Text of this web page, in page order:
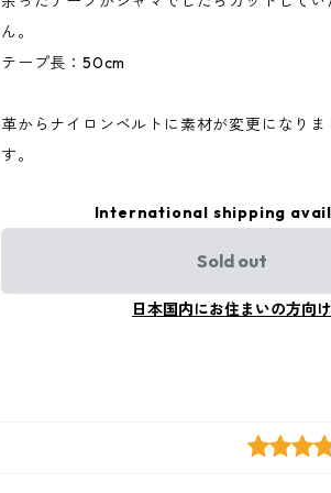
ん。
テープ長：50cm
革からナイロンベルトに素材が変更になり
す。
International shipping
Sold out
日本国内にお住まいの方向け